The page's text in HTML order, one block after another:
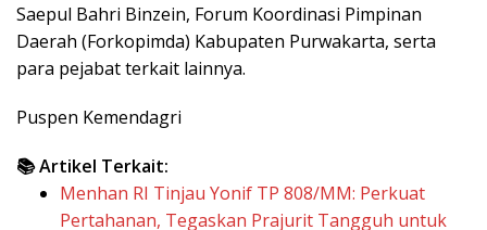
Saepul Bahri Binzein, Forum Koordinasi Pimpinan
Daerah (Forkopimda) Kabupaten Purwakarta, serta
para pejabat terkait lainnya.
Puspen Kemendagri
📚 Artikel Terkait:
Menhan RI Tinjau Yonif TP 808/MM: Perkuat
Pertahanan, Tegaskan Prajurit Tangguh untuk